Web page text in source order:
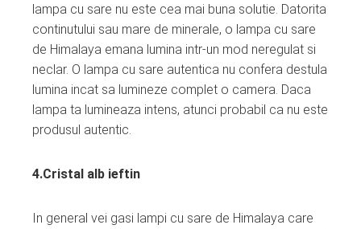
lampa cu sare nu este cea mai buna solutie. Datorita
continutului sau mare de minerale, o lampa cu sare
de Himalaya emana lumina intr-un mod neregulat si
neclar. O lampa cu sare autentica nu confera destula
lumina incat sa lumineze complet o camera. Daca
lampa ta lumineaza intens, atunci probabil ca nu este
produsul autentic.
4.Cristal alb ieftin
In general vei gasi lampi cu sare de Himalaya care